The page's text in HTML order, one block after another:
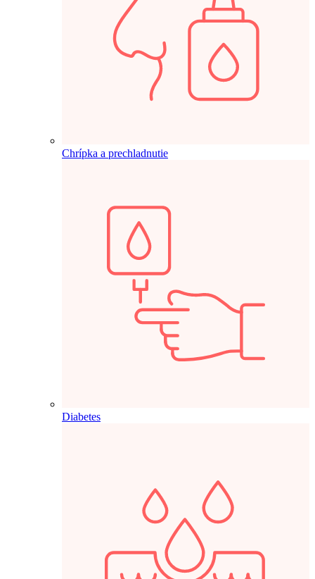
Chrípka a prechladnutie
Diabetes